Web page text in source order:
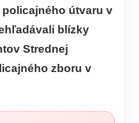
útvaru v
blízky
Strednej
zboru v